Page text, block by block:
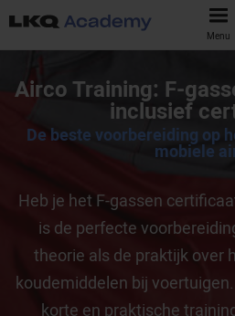
Menu
Airco Training: F-
inclusief
De beste voorbereiding op
mobiele
Heb je het F-gassen
is de perfecte
theorie als de praktijk over
koudemiddelen bij
korte en praktische